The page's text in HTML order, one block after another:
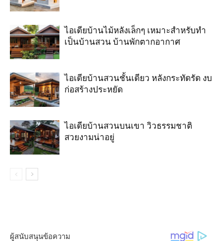
ไอเดียบ้านไม้หลังเล็กๆ เหมาะสำหรับทำ
เป็นบ้านสวน บ้านพักตากอากาศ
ไอเดียบ้านสวนชั้นเดียว หลังกระทัดรัด งบ
ก่อสร้างประหยัด
ไอเดียบ้านสวนบนเขา วิวธรรมชาติ
สวยงามน่าอยู่